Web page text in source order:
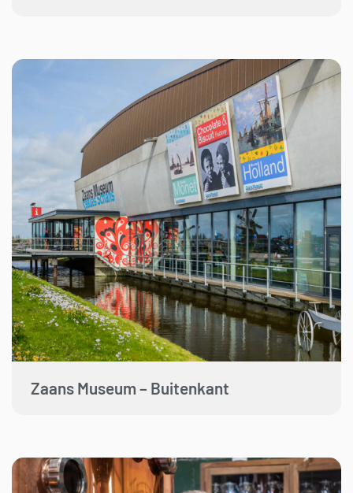
Zaans Museum – Buitenkant